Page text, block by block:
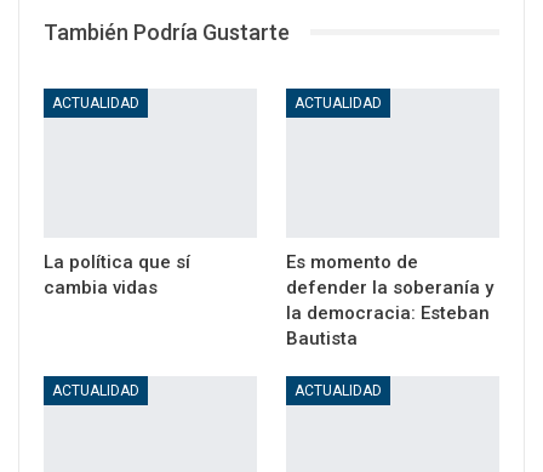
También Podría Gustarte
ACTUALIDAD
La política que sí
cambia vidas
ACTUALIDAD
Es momento de
defender la soberanía y
la democracia: Esteban
Bautista
ACTUALIDAD ACTUALIDAD